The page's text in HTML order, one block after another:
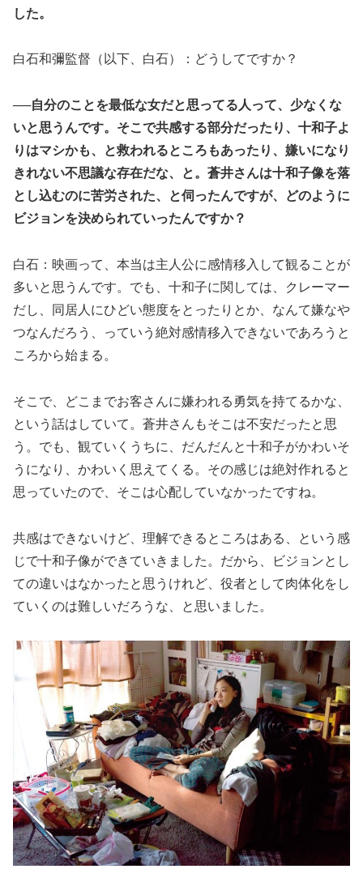
した。
白石和彌監督（以下、白石）：どうしてですか？
──自分のことを最低な女だと思ってる人って、少なくな
いと思うんです。そこで共感する部分だったり、十和子よ
りはマシかも、と救われるところもあったり、嫌いになり
きれない不思議な存在だな、と。蒼井さんは十和子像を落
とし込むのに苦労された、と伺ったんですが、どのように
ビジョンを決められていったんですか？
白石：映画って、本当は主人公に感情移入して観ることが
多いと思うんです。でも、十和子に関しては、クレーマー
だし、同居人にひどい態度をとったりとか、なんて嫌なや
つなんだろう、っていう絶対感情移入できないであろうと
ころから始まる。
そこで、どこまでお客さんに嫌われる勇気を持てるかな、
という話はしていて。蒼井さんもそこは不安だったと思
う。でも、観ていくうちに、だんだんと十和子がかわいそ
うになり、かわいく思えてくる。その感じは絶対作れると
思っていたので、そこは心配していなかったですね。
共感はできないけど、理解できるところはある、という感
じで十和子像ができていきました。だから、ビジョンとし
ての違いはなかったと思うけれど、役者として肉体化をし
ていくのは難しいだろうな、と思いました。